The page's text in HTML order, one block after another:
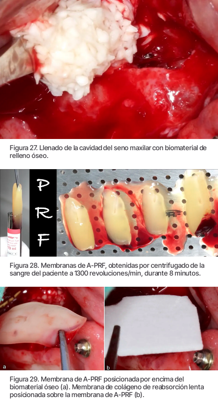
Figura 27. Llenado de la cavidad del seno maxilar con biomaterial de
relleno óseo.
Figura 28. Membranas de A-PRF, obtenidas por centrifugado de la
sangre del paciente a 1300 revoluciones/min, durante 8 minutos.
Figura 29. Membrana de A-PRF posicionada por encima del
biomaterial óseo (a). Membrana de colágeno de reabsorción lenta
posicionada sobre la membrana de A-PRF (b).